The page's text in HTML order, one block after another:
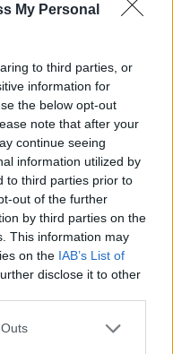
My Personal
to third parties, or
information for
the below opt-out
note that after your
continue seeing
information utilized by
to third parties prior to
out of the further
by third parties on the
This information may
on the IAB’s List of
disclose it to other
PLUS
øker